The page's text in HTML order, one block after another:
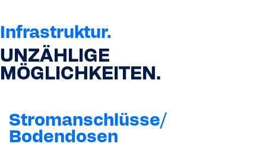
Infrastruktur.
UNZÄHLIGE
MÖGLICHKEITEN.
Stromanschlüsse/
Bodendosen